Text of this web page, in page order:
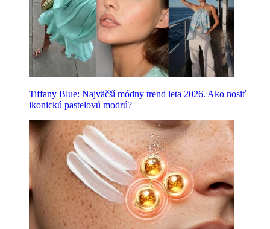
Tiffany Blue: Najväčší módny trend leta 2026. Ako nosiť
ikonickú pastelovú modrú?